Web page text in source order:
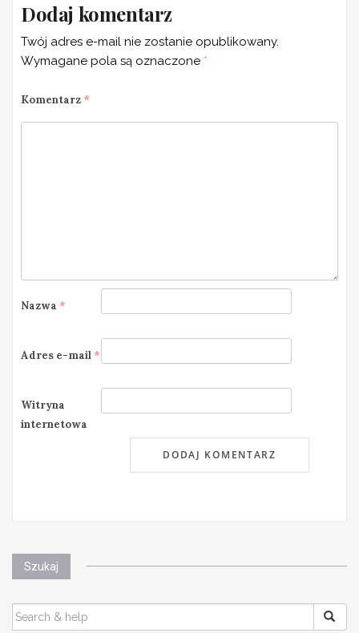
Dodaj komentarz
Twój adres e-mail nie zostanie opublikowany.
Wymagane pola są oznaczone *
Komentarz *
Nazwa *
Adres e-mail *
Witryna
internetowa
Szukaj
SEARCH
FOR: